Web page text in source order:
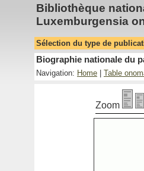
Bibliothèque
Luxemburgensia
Sélection du type de
Biographie nationale du
Navigation: Home Table
Zoom